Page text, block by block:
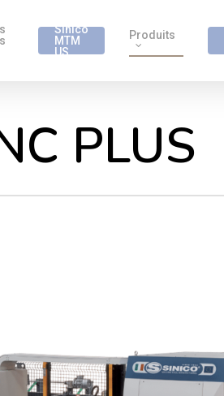
Sinico
MTM
US
Produits
PLUS